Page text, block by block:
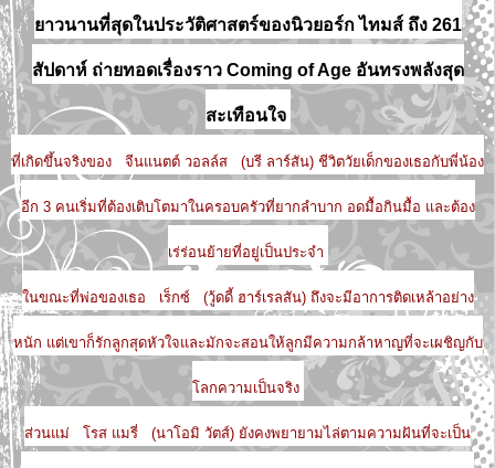
ยาวนานที่สุดในประวัติศาสตร์ของนิวยอร์ก ไทมส์ ถึง 261
สัปดาห์ ถ่ายทอดเรื่องราว Coming of Age อันทรงพลังสุด
สะเทือนใจ
ที่เกิดขึ้นจริงของ จีนแนตต์ วอลล์ส (บรี ลาร์สัน) ชีวิตวัยเด็กของเธอกับพี่น้อง
อีก 3 คนเริ่มที่ต้องเติบโตมาในครอบครัวที่ยากลำบาก อดมื้อกินมื้อ และต้อง
เร่ร่อนย้ายที่อยู่เป็นประจำ
ในขณะที่พ่อของเธอ เร็กซ์ (วู้ดดี้ ฮาร์เรลสัน) ถึงจะมีอาการติดเหล้าอย่าง
หนัก แต่เขาก็รักลูกสุดหัวใจและมักจะสอนให้ลูกมีความกล้าหาญที่จะเผชิญกับ
โลกความเป็นจริง
ส่วนแม่ โรส แมรี่ (นาโอมิ วัตส์) ยังคงพยายามไล่ตามความฝันที่จะเป็น